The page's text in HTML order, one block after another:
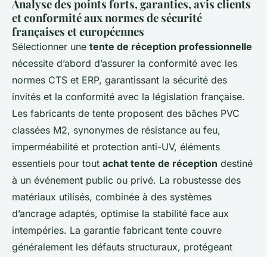
Analyse des points forts, garanties, avis clients
et conformité aux normes de sécurité
françaises et européennes
Sélectionner une tente de réception professionnelle
nécessite d’abord d’assurer la conformité avec les
normes CTS et ERP, garantissant la sécurité des
invités et la conformité avec la législation française.
Les fabricants de tente proposent des bâches PVC
classées M2, synonymes de résistance au feu,
imperméabilité et protection anti-UV, éléments
essentiels pour tout achat tente de réception destiné
à un événement public ou privé. La robustesse des
matériaux utilisés, combinée à des systèmes
d’ancrage adaptés, optimise la stabilité face aux
intempéries. La garantie fabricant tente couvre
généralement les défauts structuraux, protégeant